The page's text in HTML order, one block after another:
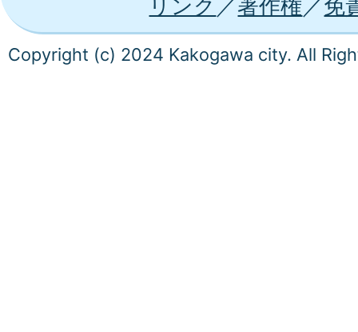
リンク
著作権 免
Copyright (c) 2024 Kakogawa city. All